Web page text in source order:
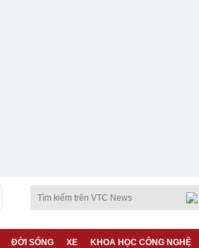
ĐỜI SỐNG XE KHOA HỌC CÔNG NGHỆ